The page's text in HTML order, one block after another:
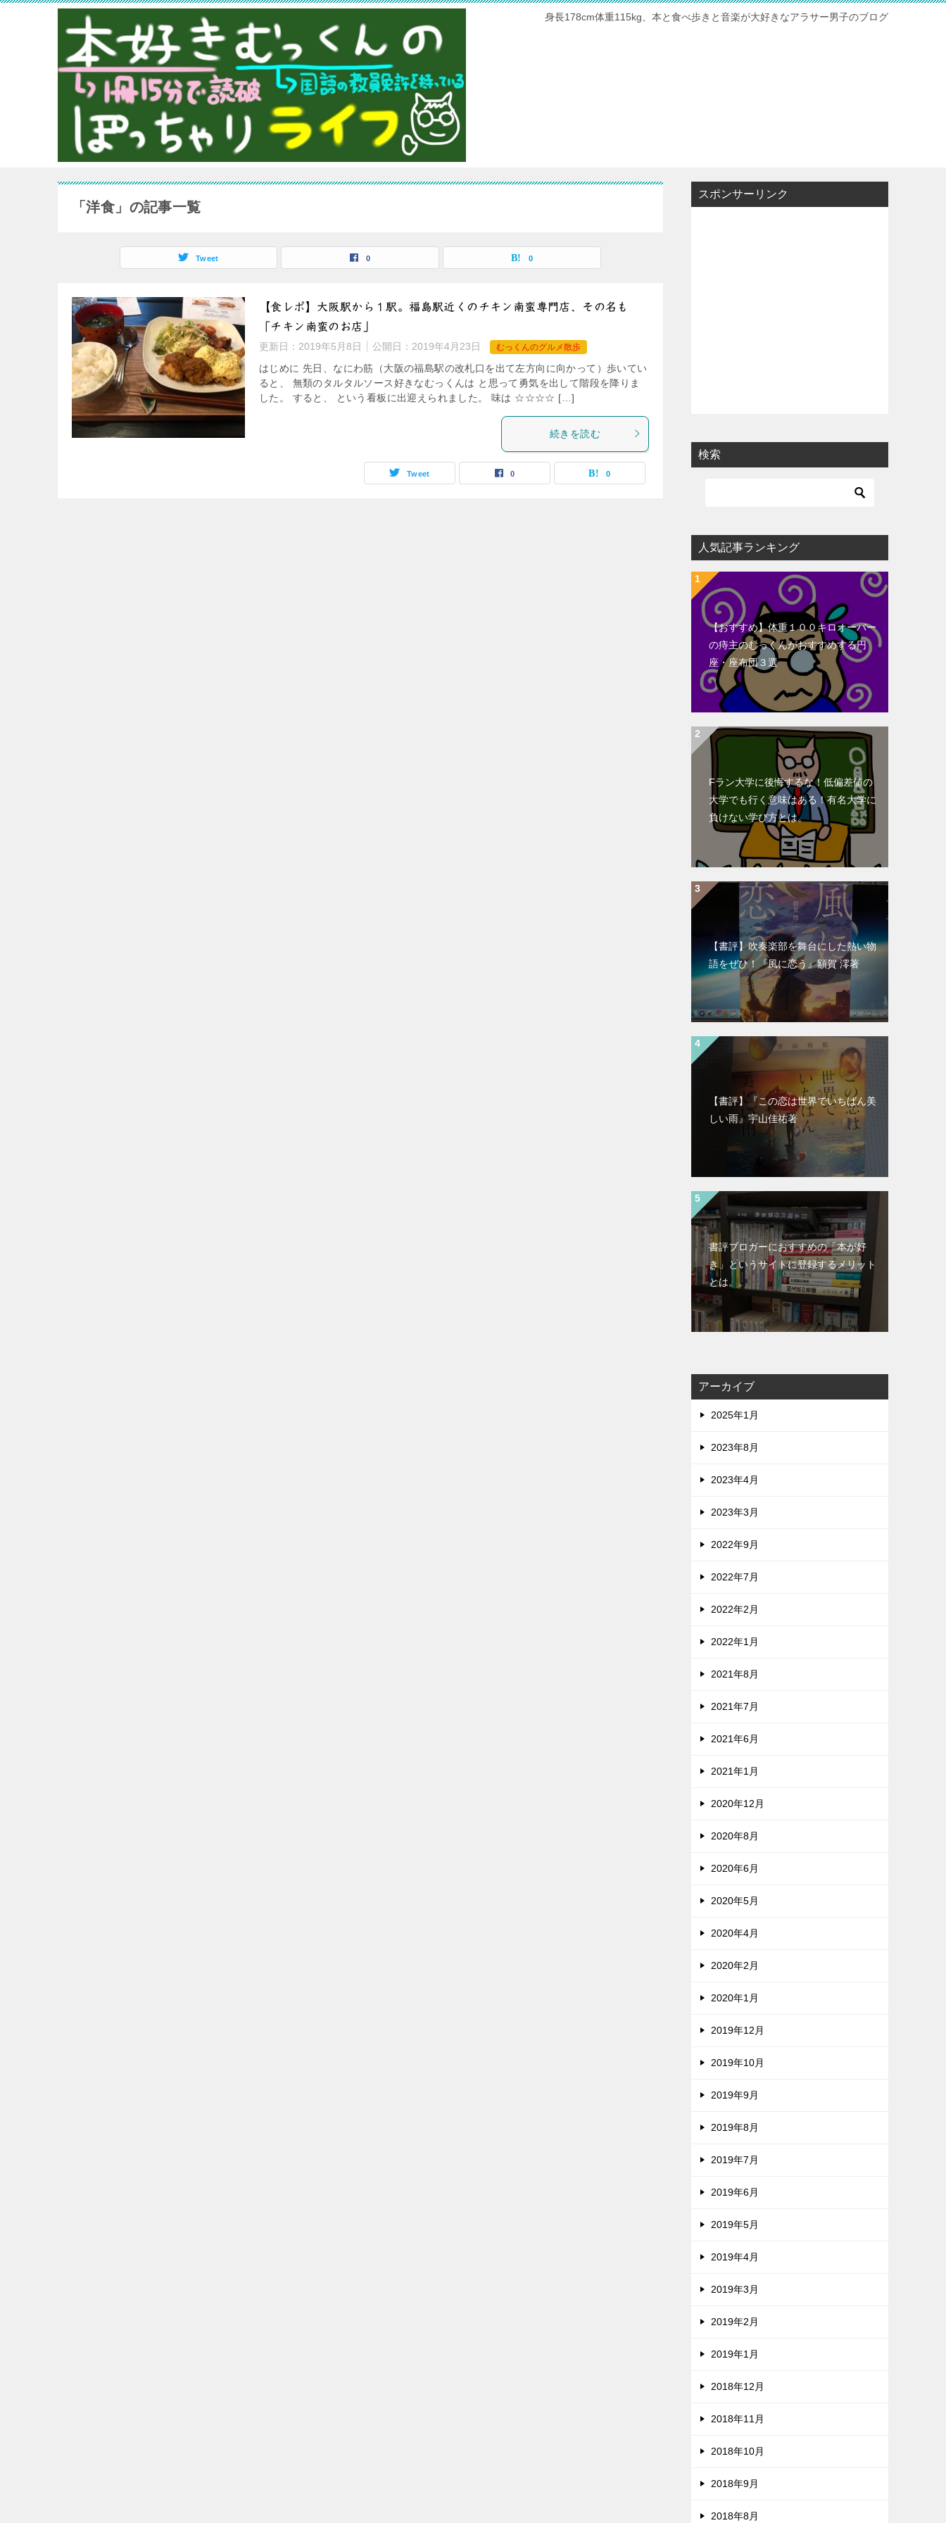
身長178cm体重115kg、本と食べ歩きと音楽が大好きなアラサー男子のブログ
「洋食」の記事一覧
Tweet 0 0
【食レポ】大阪駅から１駅。福島駅近くのチキン南蛮専門店、その名も
「チキン南蛮のお店」
更新日： 2019年5月8日 公開日： 2019年4月23日 むっくんのグルメ散歩
はじめに 先日、なにわ筋（大阪の福島駅の改札口を出て左方向に向かって）歩いてい
ると、 無類のタルタルソース好きなむっくんは と思って勇気を出して階段を降りま
した。 すると、 という看板に出迎えられました。 味は ☆☆☆☆ […]
続きを読む
Tweet 0 0
スポンサーリンク
検索
人気記事ランキング
【おすすめ】体重１００キロオーバー
の痔主のむっくんがおすすめする円
座・座布団３選
Fラン大学に後悔するな！低偏差値の
大学でも行く意味はある！有名大学に
負けない学び方とは。
【書評】吹奏楽部を舞台にした熱い物
語をぜひ！『風に恋う』額賀 澪著
【書評】『この恋は世界でいちばん美
しい雨』宇山佳祐著
書評ブロガーにおすすめの「本が好
き」というサイトに登録するメリット
とは。。
アーカイブ
2025年1月
2023年8月
2023年4月
2023年3月
2022年9月
2022年7月
2022年2月
2022年1月
2021年8月
2021年7月
2021年6月
2021年1月
2020年12月
2020年8月
2020年6月
2020年5月
2020年4月
2020年2月
2020年1月
2019年12月
2019年10月
2019年9月
2019年8月
2019年7月
2019年6月
2019年5月
2019年4月
2019年3月
2019年2月
2019年1月
2018年12月
2018年11月
2018年10月
2018年9月
2018年8月